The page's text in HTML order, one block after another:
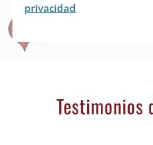
privacidad
Testimonios